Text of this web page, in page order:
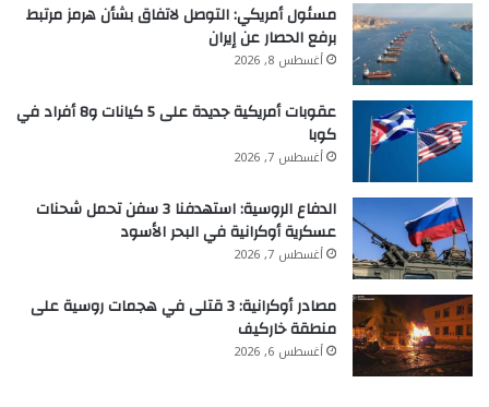
مسئول أمريكي: التوصل لاتفاق بشأن هرمز مرتبط
برفع الحصار عن إيران
أغسطس 8, 2026
عقوبات أمريكية جديدة على 5 كيانات و8 أفراد في
كوبا
أغسطس 7, 2026
الدفاع الروسية: استهدفنا 3 سفن تحمل شحنات
عسكرية أوكرانية في البحر الأسود
أغسطس 7, 2026
مصادر أوكرانية: 3 قتلى في هجمات روسية على
منطقة خاركيف
أغسطس 6, 2026